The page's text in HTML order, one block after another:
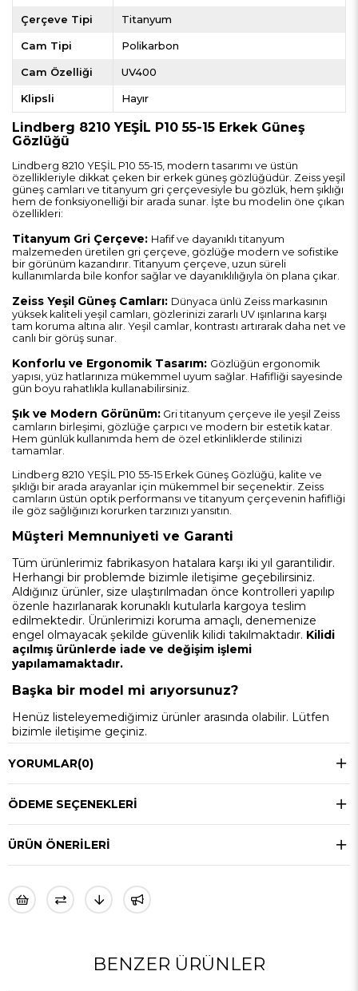
Çerçeve Tipi Titanyum
Cam Tipi Polikarbon
Cam Özelliği UV400
Klipsli Hayır
Lindberg 8210 YEŞİL P10 55-15 Erkek Güneş
Gözlüğü
Lindberg 8210 YEŞİL P10 55-15, modern tasarımı ve üstün
özellikleriyle dikkat çeken bir erkek güneş gözlüğüdür. Zeiss yeşil
güneş camları ve titanyum gri çerçevesiyle bu gözlük, hem şıklığı
hem de fonksiyonelliği bir arada sunar. İşte bu modelin öne çıkan
özellikleri:
Titanyum Gri Çerçeve: Hafif ve dayanıklı titanyum
malzemeden üretilen gri çerçeve, gözlüğe modern ve sofistike
bir görünüm kazandırır. Titanyum çerçeve, uzun süreli
kullanımlarda bile konfor sağlar ve dayanıklılığıyla ön plana çıkar.
Zeiss Yeşil Güneş Camları: Dünyaca ünlü Zeiss markasının
yüksek kaliteli yeşil camları, gözlerinizi zararlı UV ışınlarına karşı
tam koruma altına alır. Yeşil camlar, kontrastı artırarak daha net ve
canlı bir görüş sunar.
Konforlu ve Ergonomik Tasarım: Gözlüğün ergonomik
yapısı, yüz hatlarınıza mükemmel uyum sağlar. Hafifliği sayesinde
gün boyu rahatlıkla kullanabilirsiniz.
Şık ve Modern Görünüm: Gri titanyum çerçeve ile yeşil Zeiss
camların birleşimi, gözlüğe çarpıcı ve modern bir estetik katar.
Hem günlük kullanımda hem de özel etkinliklerde stilinizi
tamamlar.
Lindberg 8210 YEŞİL P10 55-15 Erkek Güneş Gözlüğü, kalite ve
şıklığı bir arada arayanlar için mükemmel bir seçenektir. Zeiss
camların üstün optik performansı ve titanyum çerçevenin hafifliği
ile göz sağlığınızı korurken tarzınızı yansıtın.
Müşteri Memnuniyeti ve Garanti
Tüm ürünlerimiz fabrikasyon hatalara karşı iki yıl garantilidir.
Herhangi bir problemde bizimle iletişime geçebilirsiniz.
Aldığınız ürünler, size ulaştırılmadan önce kontrolleri yapılıp
özenle hazırlanarak korunaklı kutularla kargoya teslim
edilmektedir. Ürünlerimizi koruma amaçlı, denemenize
engel olmayacak şekilde güvenlik kilidi takılmaktadır. Kilidi
açılmış ürünlerde iade ve değişim işlemi
yapılamamaktadır.
Başka bir model mi arıyorsunuz?
Henüz listeleyemediğimiz ürünler arasında olabilir. Lütfen
bizimle iletişime geçiniz.
YORUMLAR(0)
ÖDEME SEÇENEKLERI
ÜRÜN ÖNERILERI
BENZER ÜRÜNLER